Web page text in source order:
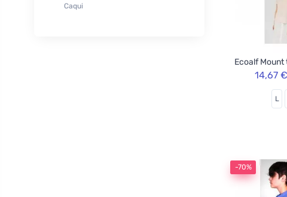
XL
Caqui
Ecoalf
14,67 €
L
-70%